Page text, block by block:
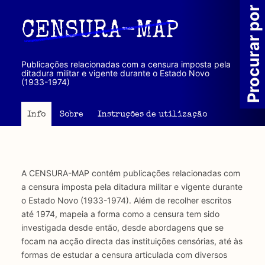
principal
CENSURA-MAP
Publicações relacionadas com a censura imposta pela
ditadura militar e vigente durante o Estado Novo
(1933-1974)
Info Sobre Instruções de utilização
A CENSURA-MAP contém publicações relacionadas com
a censura imposta pela ditadura militar e vigente durante
o Estado Novo (1933-1974). Além de recolher escritos
até 1974, mapeia a forma como a censura tem sido
investigada desde então, desde abordagens que se
focam na acção directa das instituições censórias, até às
formas de estudar a censura articulada com diversos
Procurar por